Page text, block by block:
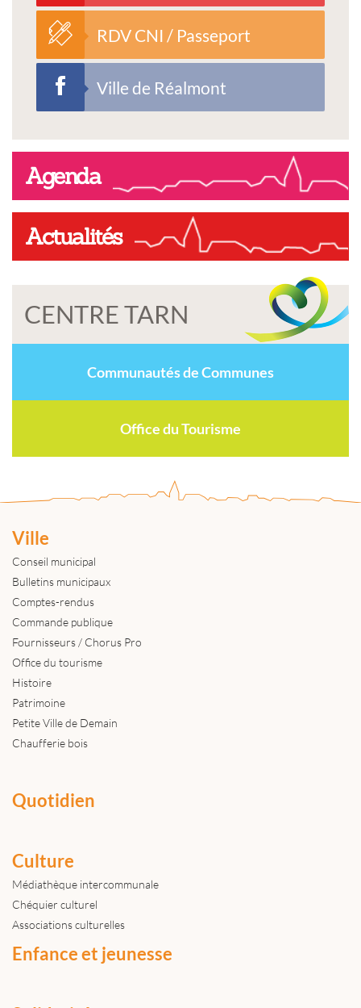
RDV CNI / Passeport
Ville de Réalmont
Agenda
Actualités
CENTRE TARN
Communautés de Communes
Office du Tourisme
Ville
Conseil municipal
Bulletins municipaux
Comptes-rendus
Commande publique
Fournisseurs / Chorus Pro
Office du tourisme
Histoire
Patrimoine
Petite Ville de Demain
Chaufferie bois
Quotidien
Culture
Médiathèque intercommunale
Chéquier culturel
Associations culturelles
Enfance et jeunesse